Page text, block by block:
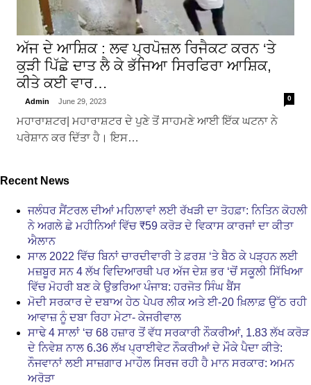
ਅੱਜ ਦੇ ਆਸ਼ਿਕ : ਲਵ ਪ੍ਰਪੋਜ਼ਲ ਰਿਜੈਕਟ ਕਰਨ ‘ਤੇ
ਕੁੜੀ ਪਿੱਛੇ ਦਾਤ ਲੈ ਕੇ ਭੱਜਿਆ ਸਿਰਫਿਰਾ ਆਸ਼ਿਕ,
ਕੀਤੇ ਕਈ ਵਾਰ…
Admin June 29, 2023 0
ਮਹਾਰਾਸ਼ਟਰ| ਮਹਾਰਾਸ਼ਟਰ ਦੇ ਪੁਣੇ ਤੋਂ ਸਾਹਮਣੇ ਆਈ ਇੱਕ ਘਟਨਾ ਨੇ
ਪਰੇਸ਼ਾਨ ਕਰ ਦਿੱਤਾ ਹੈ। ਇਸ…
Recent News
ਜਲੰਧਰ ਸੈਂਟਰਲ ਦੀਆਂ ਮਹਿਲਾਵਾਂ ਲਈ ਰੱਖੜੀ ਦਾ ਤੋਹਫ਼ਾ: ਨਿਤਿਨ ਕੋਹਲੀ
ਨੇ ਅਗਲੇ ਛੇ ਮਹੀਨਿਆਂ ਵਿੱਚ ₹59 ਕਰੋੜ ਦੇ ਵਿਕਾਸ ਕਾਰਜਾਂ ਦਾ ਕੀਤਾ
ਐਲਾਨ
ਸਾਲ 2022 ਵਿੱਚ ਬਿਨਾਂ ਚਾਰਦੀਵਾਰੀ ਤੇ ਫ਼ਰਸ਼ ‘ਤੇ ਬੈਠ ਕੇ ਪੜ੍ਹਨ ਲਈ
ਮਜ਼ਬੂਰ ਸਨ 4 ਲੱਖ ਵਿਦਿਆਰਥੀ ਪਰ ਅੱਜ ਦੇਸ਼ ਭਰ ‘ਚੋਂ ਸਕੂਲੀ ਸਿੱਖਿਆ
ਵਿੱਚ ਮੋਹਰੀ ਬਣ ਕੇ ਉਭਰਿਆ ਪੰਜਾਬ: ਹਰਜੋਤ ਸਿੰਘ ਬੈਂਸ
ਮੋਦੀ ਸਰਕਾਰ ਦੇ ਦਬਾਅ ਹੇਠ ਪੇਪਰ ਲੀਕ ਅਤੇ ਈ-20 ਖ਼ਿਲਾਫ਼ ਉੱਠ ਰਹੀ
ਆਵਾਜ਼ ਨੂੰ ਦਬਾ ਰਿਹਾ ਮੇਟਾ- ਕੇਜਰੀਵਾਲ
ਸਾਢੇ 4 ਸਾਲਾਂ ‘ਚ 68 ਹਜ਼ਾਰ ਤੋਂ ਵੱਧ ਸਰਕਾਰੀ ਨੌਕਰੀਆਂ, 1.83 ਲੱਖ ਕਰੋੜ
ਦੇ ਨਿਵੇਸ਼ ਨਾਲ 6.36 ਲੱਖ ਪ੍ਰਾਈਵੇਟ ਨੌਕਰੀਆਂ ਦੇ ਮੌਕੇ ਪੈਦਾ ਕੀਤੇ:
ਨੌਜਵਾਨਾਂ ਲਈ ਸਾਜ਼ਗਾਰ ਮਾਹੌਲ ਸਿਰਜ ਰਹੀ ਹੈ ਮਾਨ ਸਰਕਾਰ: ਅਮਨ
ਅਰੋੜਾ